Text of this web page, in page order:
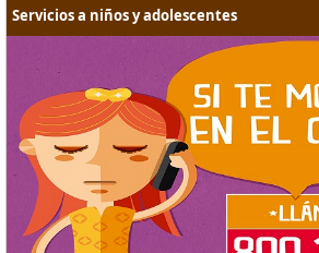
Servicios a niños y adolescentes